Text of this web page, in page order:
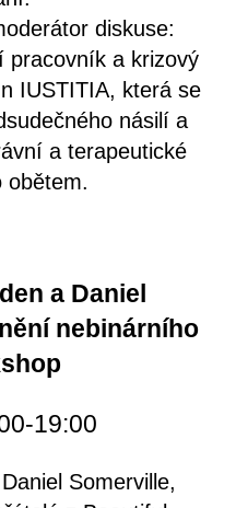
diskuse:
pracovník a krizový
IUSTITIA, která se
násilí a
a terapeutické
obětem.
a Daniel
nebinárního
19:00
Somerville,